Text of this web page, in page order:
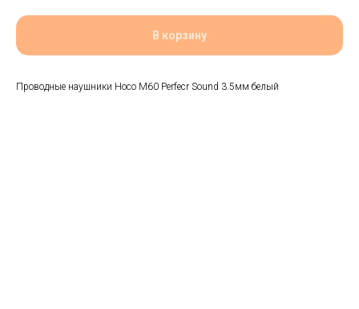
В корзину
Проводные наушники Hoco M60 Perfecr Sound 3.5мм белый